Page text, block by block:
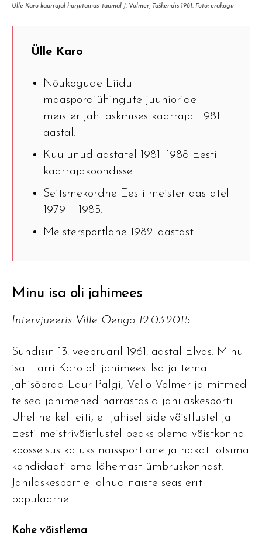
Ülle Karo kaarrajal harjutamas, taamal J. Volmer, Taškendis 1981. Foto: erakogu
Ülle Karo
Nõukogude Liidu
maaspordiühingute juunioride
meister jahilaskmises kaarrajal 1981.
aastal.
Kuulunud aastatel 1981–1988 Eesti
kaarrajakoondisse.
Seitsmekordne Eesti meister aastatel
1979 – 1985.
Meistersportlane 1982. aastast.
Minu isa oli jahimees
Intervjueeris Ville Oengo 12.03.2015
Sündisin 13. veebruaril 1961. aastal Elvas. Minu
isa Harri Karo oli jahimees. Isa ja tema
jahisõbrad Laur Palgi, Vello Volmer ja mitmed
teised jahimehed harrastasid jahilaskesporti.
Ühel hetkel leiti, et jahiseltside võistlustel ja
Eesti meistrivõistlustel peaks olema võistkonna
koosseisus ka üks naissportlane ja hakati otsima
kandidaati oma lähemast ümbruskonnast.
Jahilaskesport ei olnud naiste seas eriti
populaarne.
Kohe võistlema